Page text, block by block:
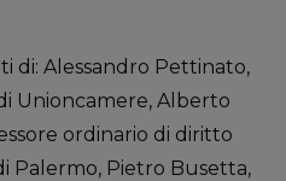
di: Alessandro Pettinato,
Unioncamere, Alberto
ordinario di diritto
Palermo, Pietro Busetta,